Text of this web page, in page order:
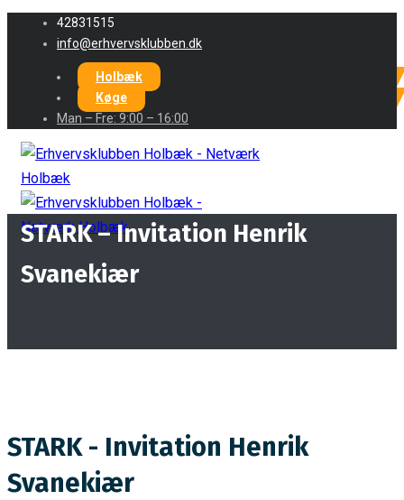
42831515
info@erhvervsklubben.dk
Holbæk
Køge
Man – Fre: 9:00 – 16:00
STARK – Invitation Henrik
Svanekiær
STARK - Invitation Henrik
Svanekiær